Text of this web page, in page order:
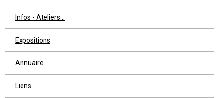
Infos - Ateliers...
Expositions
Annuaire
Liens